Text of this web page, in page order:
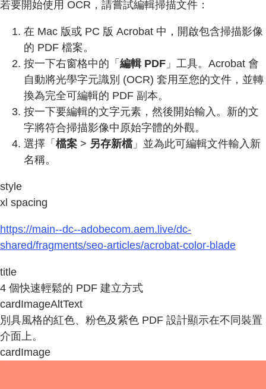
若要開始使用 OCR，請嘗試編輯掃描文件：
在 Mac 版或 PC 版 Acrobat 中，開啟包含掃描影像
的 PDF 檔案。
按一下右窗格中的「 編輯 PDF 」工具。Acrobat 會
自動將光學字元識別 (OCR) 套用至您的文件，並轉
換為完全可編輯的 PDF 副本。
按一下要編輯的文字元素，然後開始輸入。新的文
字將符合掃描影像中原始字體的外觀。
選擇「 檔案 > 另存新檔 」並為此可編輯文件輸入新
名稱。
style
xl spacing
https://main--dc--adobecom.aem.live/dc-
shared/fragments/seo-articles/acrobat-color-blade
title
4 個快速輕鬆的 PDF 建立方式
cardImageAltText
別具風格的紅色、粉色及紫色 PDF 設計顯示在不同裝置
介面上。
cardImage